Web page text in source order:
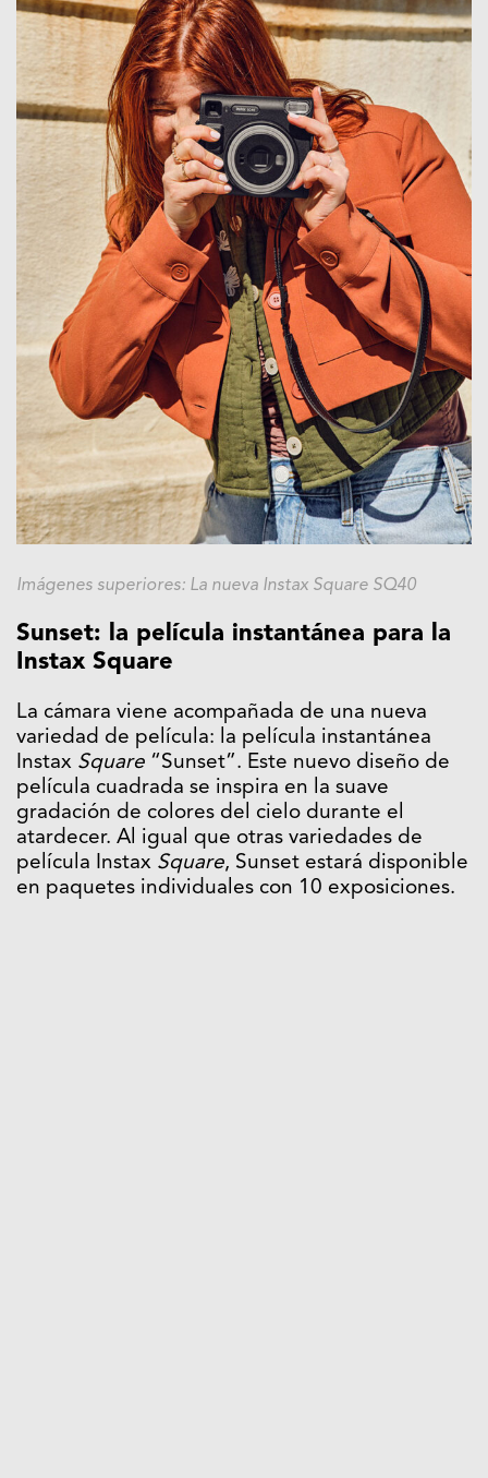
Imágenes superiores: La nueva Instax Square SQ40
Sunset: la película instantánea para la
Instax Square
La cámara viene acompañada de una nueva
variedad de película: la película instantánea
Instax Square “Sunset”. Este nuevo diseño de
película cuadrada se inspira en la suave
gradación de colores del cielo durante el
atardecer. Al igual que otras variedades de
película Instax Square, Sunset estará disponible
en paquetes individuales con 10 exposiciones.